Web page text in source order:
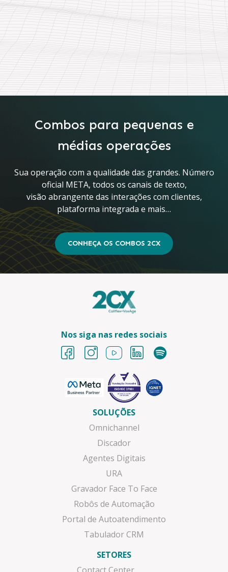
Combos para pequenas e
médias operações
Sua operação com a qualidade das grandes. Número
oficial META, todos os canais de texto,
visão abrangente das interações com clientes,
plataforma integrada e mais…
CONHEÇA OS COMBOS 2CX
Nos siga nas redes sociais
SOLUÇÕES
Omnichannel
Discador
Agentes Digitais
URA
Gravador Face To Face
Robôs de Automação
Portal de Autoatendimento
Tabulador CRM
SETORES